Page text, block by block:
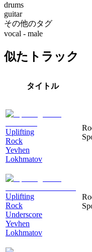
drums
guitar
その他のタグ
vocal - male
似たトラック
タイトル
Uplifting
Rock
Yevhen
Lokhmatov
Uplifting
Rock
Underscore
Yevhen
Lokhmatov